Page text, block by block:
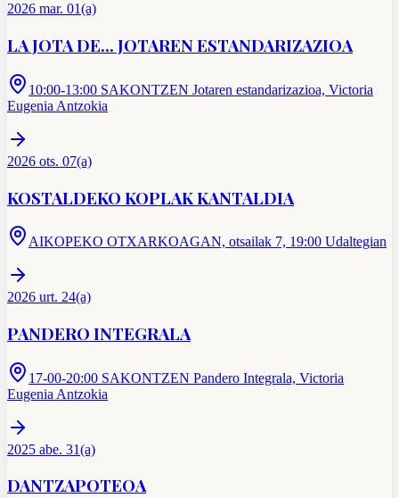
2026 mar. 01(a)
LA JOTA DE... JOTAREN ESTANDARIZAZIOA
10:00-13:00 SAKONTZEN Jotaren estandarizazioa, Victoria
Eugenia Antzokia
2026 ots. 07(a)
KOSTALDEKO KOPLAK KANTALDIA
AIKOPEKO OTXARKOAGAN, otsailak 7, 19:00 Udaltegian
2026 urt. 24(a)
PANDERO INTEGRALA
17-00-20:00 SAKONTZEN Pandero Integrala, Victoria
Eugenia Antzokia
2025 abe. 31(a)
DANTZAPOTEOA